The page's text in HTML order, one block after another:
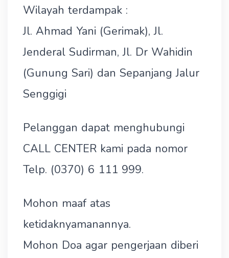
Wilayah terdampak :
Jl. Ahmad Yani (Gerimak), Jl.
Jenderal Sudirman, Jl. Dr Wahidin
(Gunung Sari) dan Sepanjang Jalur
Senggigi
Pelanggan dapat menghubungi
CALL CENTER kami pada nomor
Telp. (0370) 6 111 999.
Mohon maaf atas
ketidaknyamanannya.
Mohon Doa agar pengerjaan diberi